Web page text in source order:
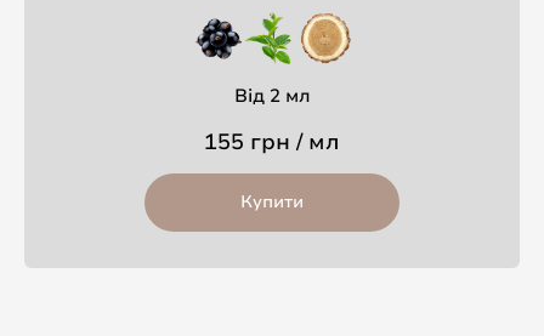
Від 2 мл
155 грн / мл
Купити